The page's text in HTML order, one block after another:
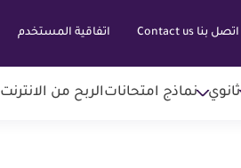
اتصل بنا Contact us اتفاقية المستخدم
ثانوي نماذج امتحاناتالربح من الانترنت